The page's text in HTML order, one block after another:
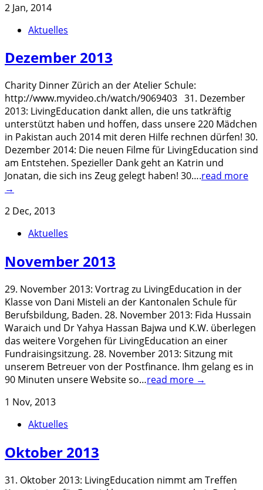
2 Jan, 2014
Aktuelles
Dezember 2013
Charity Dinner Zürich an der Atelier Schule:
http://www.myvideo.ch/watch/9069403 31. Dezember
2013: LivingEducation dankt allen, die uns tatkräftig
unterstützt haben und hoffen, dass unsere 220 Mädchen
in Pakistan auch 2014 mit deren Hilfe rechnen dürfen! 30.
Dezember 2014: Die neuen Filme für LivingEducation sind
am Entstehen. Spezieller Dank geht an Katrin und
Jonatan, die sich ins Zeug gelegt haben! 30….read more
→
2 Dec, 2013
Aktuelles
November 2013
29. November 2013: Vortrag zu LivingEducation in der
Klasse von Dani Misteli an der Kantonalen Schule für
Berufsbildung, Baden. 28. November 2013: Fida Hussain
Waraich und Dr Yahya Hassan Bajwa und K.W. überlegen
das weitere Vorgehen für LivingEducation an einer
Fundraisingsitzung. 28. November 2013: Sitzung mit
unserem Betreuer von der Postfinance. Ihm gelang es in
90 Minuten unsere Website so…read more →
1 Nov, 2013
Aktuelles
Oktober 2013
31. Oktober 2013: LivingEducation nimmt am Treffen